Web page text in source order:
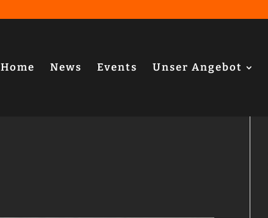
Home News Events Unser Angebot